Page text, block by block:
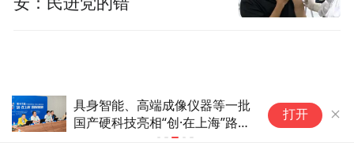
具身智能、高端成像仪器等一批
国产硬科技亮相“创·在上海”路演
打开